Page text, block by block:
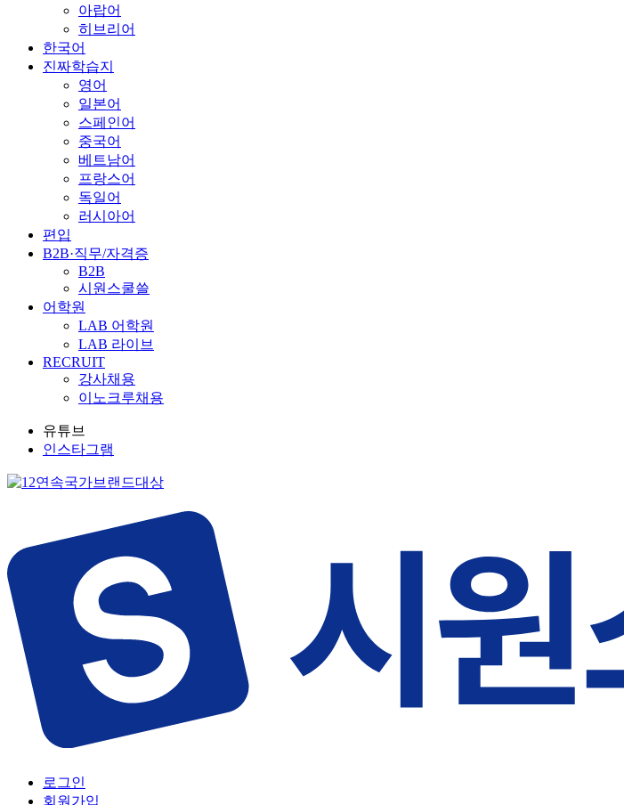
아랍어
히브리어
한국어
진짜학습지
영어
일본어
스페인어
중국어
베트남어
프랑스어
독일어
러시아어
편입
B2B·직무/자격증
B2B
시원스쿨쓸
어학원
LAB 어학원
LAB 라이브
RECRUIT
강사채용
이노크루채용
유튜브
인스타그램
로그인
회원가입